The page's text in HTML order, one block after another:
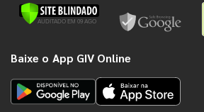
Baixe o App GIV Online